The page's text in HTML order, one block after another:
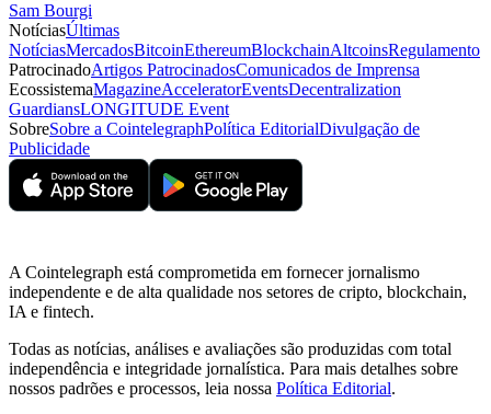
Sam Bourgi
NotíciasÚltimas
NotíciasMercadosBitcoinEthereumBlockchainAltcoinsRegulamento
PatrocinadoArtigos PatrocinadosComunicados de Imprensa
EcossistemaMagazineAcceleratorEventsDecentralization
GuardiansLONGITUDE Event
SobreSobre a CointelegraphPolítica EditorialDivulgação de
Publicidade
A Cointelegraph está comprometida em fornecer jornalismo
independente e de alta qualidade nos setores de cripto, blockchain,
IA e fintech.
Todas as notícias, análises e avaliações são produzidas com total
independência e integridade jornalística. Para mais detalhes sobre
nossos padrões e processos, leia nossa Política Editorial.